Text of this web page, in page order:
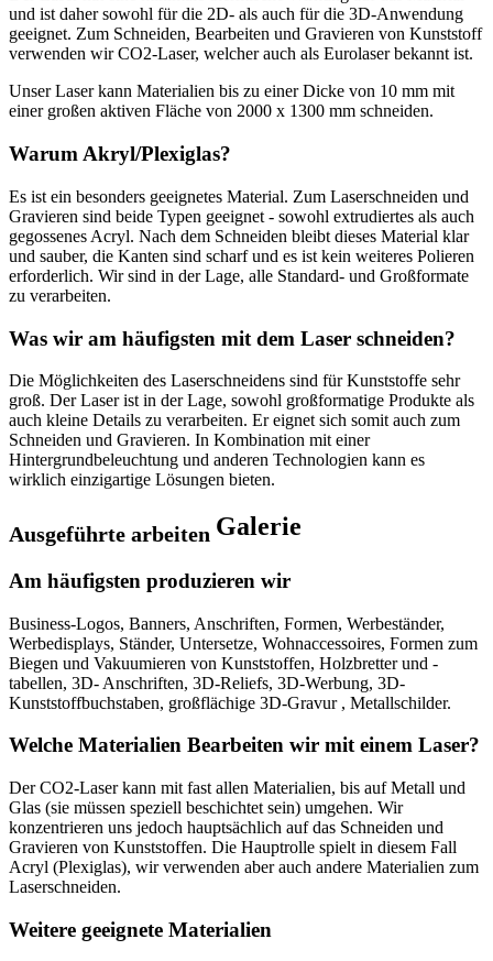
und ist daher sowohl für die 2D- als auch für die 3D-Anwendung
geeignet. Zum Schneiden, Bearbeiten und Gravieren von Kunststoff
verwenden wir CO2-Laser, welcher auch als Eurolaser bekannt ist.
Unser Laser kann Materialien bis zu einer Dicke von 10 mm mit
einer großen aktiven Fläche von 2000 x 1300 mm schneiden.
Warum Akryl/Plexiglas?
Es ist ein besonders geeignetes Material. Zum Laserschneiden und
Gravieren sind beide Typen geeignet - sowohl extrudiertes als auch
gegossenes Acryl. Nach dem Schneiden bleibt dieses Material klar
und sauber, die Kanten sind scharf und es ist kein weiteres Polieren
erforderlich. Wir sind in der Lage, alle Standard- und Großformate
zu verarbeiten.
Was wir am häufigsten mit dem Laser schneiden?
Die Möglichkeiten des Laserschneidens sind für Kunststoffe sehr
groß. Der Laser ist in der Lage, sowohl großformatige Produkte als
auch kleine Details zu verarbeiten. Er eignet sich somit auch zum
Schneiden und Gravieren. In Kombination mit einer
Hintergrundbeleuchtung und anderen Technologien kann es
wirklich einzigartige Lösungen bieten.
Ausgeführte arbeiten Galerie
Am häufigsten produzieren wir
Business-Logos, Banners, Anschriften, Formen, Werbeständer,
Werbedisplays, Ständer, Untersetze, Wohnaccessoires, Formen zum
Biegen und Vakuumieren von Kunststoffen, Holzbretter und -
tabellen, 3D- Anschriften, 3D-Reliefs, 3D-Werbung, 3D-
Kunststoffbuchstaben, großflächige 3D-Gravur , Metallschilder.
Welche Materialien Bearbeiten wir mit einem Laser?
Der CO2-Laser kann mit fast allen Materialien, bis auf Metall und
Glas (sie müssen speziell beschichtet sein) umgehen. Wir
konzentrieren uns jedoch hauptsächlich auf das Schneiden und
Gravieren von Kunststoffen. Die Hauptrolle spielt in diesem Fall
Acryl (Plexiglas), wir verwenden aber auch andere Materialien zum
Laserschneiden.
Weitere geeignete Materialien